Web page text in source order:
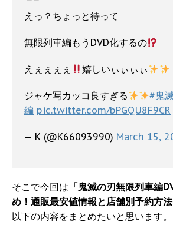
えっ？ちょっと待って
無限列車編もうDVD化するの
えぇぇぇぇ 嬉しいぃぃぃぃ
ジャケ写カッコ良すぎる #鬼
編 pic.twitter.com/bPGQU8F9CR
— K (@K66093990) March 15,
そこで今回は 「鬼滅の刃無限列車編
め！通販最安値情報と店舗別予約方法
以下の内容をまとめたいと思います。